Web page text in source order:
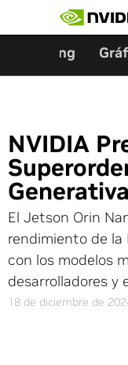
Gaming
NVIDIA
El Jetson Orin
rendimiento de la
con los modelos
desarrolladores y
18 de diciembre de